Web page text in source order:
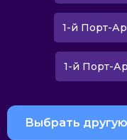
1-й Порт-
1-й Порт-
Выбрать